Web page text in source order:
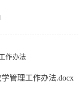
作办法
管理工作办法.docx